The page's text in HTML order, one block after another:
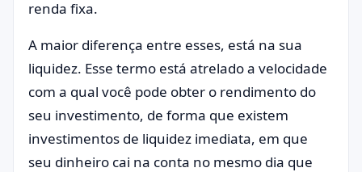
renda fixa.
A maior diferença entre esses, está na sua
liquidez. Esse termo está atrelado a velocidade
com a qual você pode obter o rendimento do
seu investimento, de forma que existem
investimentos de liquidez imediata, em que
seu dinheiro cai na conta no mesmo dia que